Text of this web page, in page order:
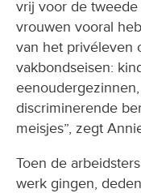
vrij voor de tweede
vrouwen vooral
van het privéleven
vakbondseisen:
discriminerende
meisjes”, zegt
Toen de
werk gingen,